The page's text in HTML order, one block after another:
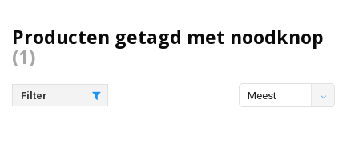
Producten getagd met noodknop
(1)
Filter
Meest